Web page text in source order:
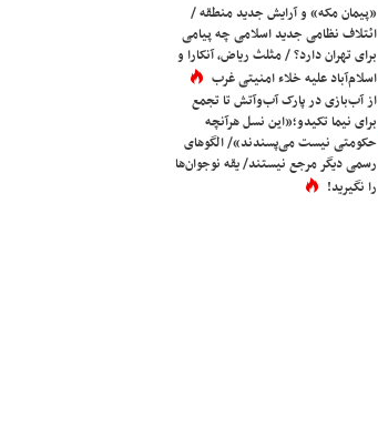
«پیمان مکه» و آرایش جدید منطقه /
ائتلاف نظامی جدید اسلامی چه پیامی
برای تهران دارد؟ / مثلث ریاض، آنکارا و
اسلام‌آباد علیه خلاء امنیتی غرب
از آب‌بازی در پارک آب‌وآتش تا تجمع
برای نیما تکیدو؛«این نسل هرآنچه
حکومتی نیست می‌پسندند»/ الگوهای
رسمی دیگر مرجع نیستند/ یقه نوجوان‌ها
را نگیرید!